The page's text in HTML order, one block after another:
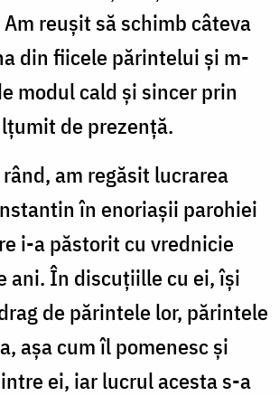
reușit să schimb câteva
din fiicele părintelui și m-
modul cald și sincer prin
de prezență.
am regăsit lucrarea
în enoriașii parohiei
i-a păstorit cu vrednicie
ani. În discuțiille cu ei, își
de părintele lor, părintele
așa cum îl pomenesc și
ei, iar lucrul acesta s-a